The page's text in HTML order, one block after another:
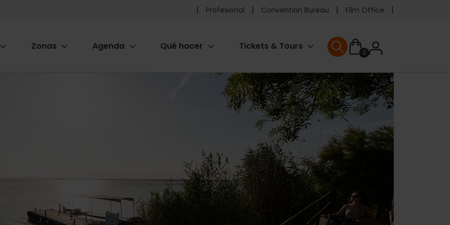
Pre
header
Profesional Convention Bureau Film Office
Zonas Agenda Qué hacer Tickets & Tours
0User
menu
User menu